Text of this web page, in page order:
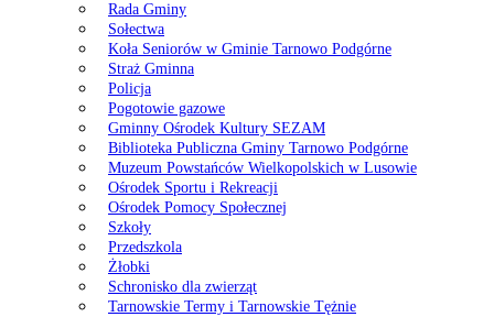
Rada Gminy
Sołectwa
Koła Seniorów w Gminie Tarnowo Podgórne
Straż Gminna
Policja
Pogotowie gazowe
Gminny Ośrodek Kultury SEZAM
Biblioteka Publiczna Gminy Tarnowo Podgórne
Muzeum Powstańców Wielkopolskich w Lusowie
Ośrodek Sportu i Rekreacji
Ośrodek Pomocy Społecznej
Szkoły
Przedszkola
Żłobki
Schronisko dla zwierząt
Tarnowskie Termy i Tarnowskie Tężnie